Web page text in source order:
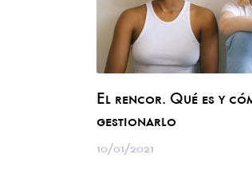
El rencor. Qué es y
gestionarlo
10/01/2021